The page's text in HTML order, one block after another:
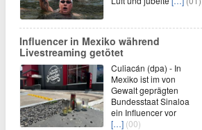
Influencer in Mexiko während
Livestreaming getötet
Culiacán (dpa) - In
Mexiko ist im von
Gewalt geprägten
Bundesstaat Sinaloa
ein Influencer vor
[…] (00)